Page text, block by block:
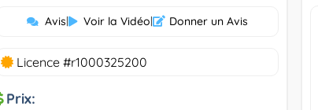
Avis| Voir la Vidéo| Donner un Avis
Licence #r1000325200
Prix: